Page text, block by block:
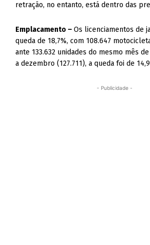
retração, no entanto, está dentro das
Emplacamento –Os licenciamentos de
queda de 18,7%, com 108.647
ante 133.632 unidades do mesmo mês
a dezembro (127.711), a queda foi de
- Publicidade -